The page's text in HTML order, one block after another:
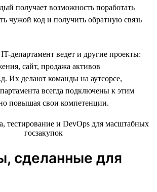
получает возможность поработать
чужой код и получить обратную связь
департамент ведет и другие проекты:
сайт, продажа активов
Их делают команды на аутсорсе,
всегда подключены к этим
повышая свои компетенции.
сделанные для